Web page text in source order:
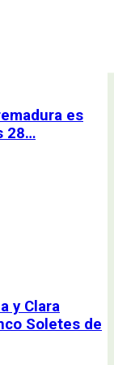
es
28…
y Clara
Soletes de